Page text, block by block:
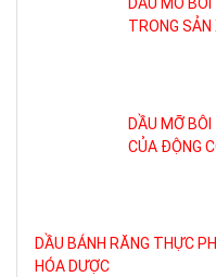
TRONG
DẦU MỠ
CỦA ĐỘNG
DẦU BÁNH RĂNG THỰC
HÓA DƯỢC